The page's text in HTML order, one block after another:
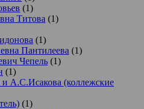
(1)
Титова (1)
(1)
Пантилеева (1)
Чепель (1)
(1)
А.С.Исакова (коллежские
(1)